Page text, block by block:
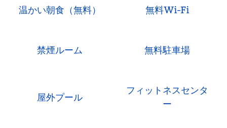
温かい朝食（無料） 無料Wi-Fi
禁煙ルーム 無料駐車場
屋外プール
フィットネスセンタ
ー